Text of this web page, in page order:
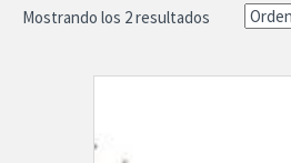
Mostrando los 2 resultados